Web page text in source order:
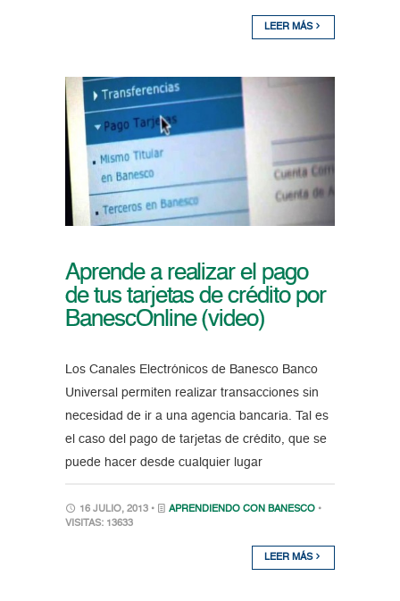
LEER MÁS
Aprende a realizar el pago
de tus tarjetas de crédito por
BanescOnline (video)
Los Canales Electrónicos de Banesco Banco
Universal permiten realizar transacciones sin
necesidad de ir a una agencia bancaria. Tal es
el caso del pago de tarjetas de crédito, que se
puede hacer desde cualquier lugar
16 JULIO, 2013 • APRENDIENDO CON BANESCO •
VISITAS: 13633
LEER MÁS